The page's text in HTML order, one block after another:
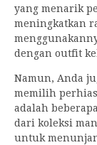
yang menarik
meningkatkan
dengan outfit
Namun, Anda
memilih
adalah
dari koleksi
untuk